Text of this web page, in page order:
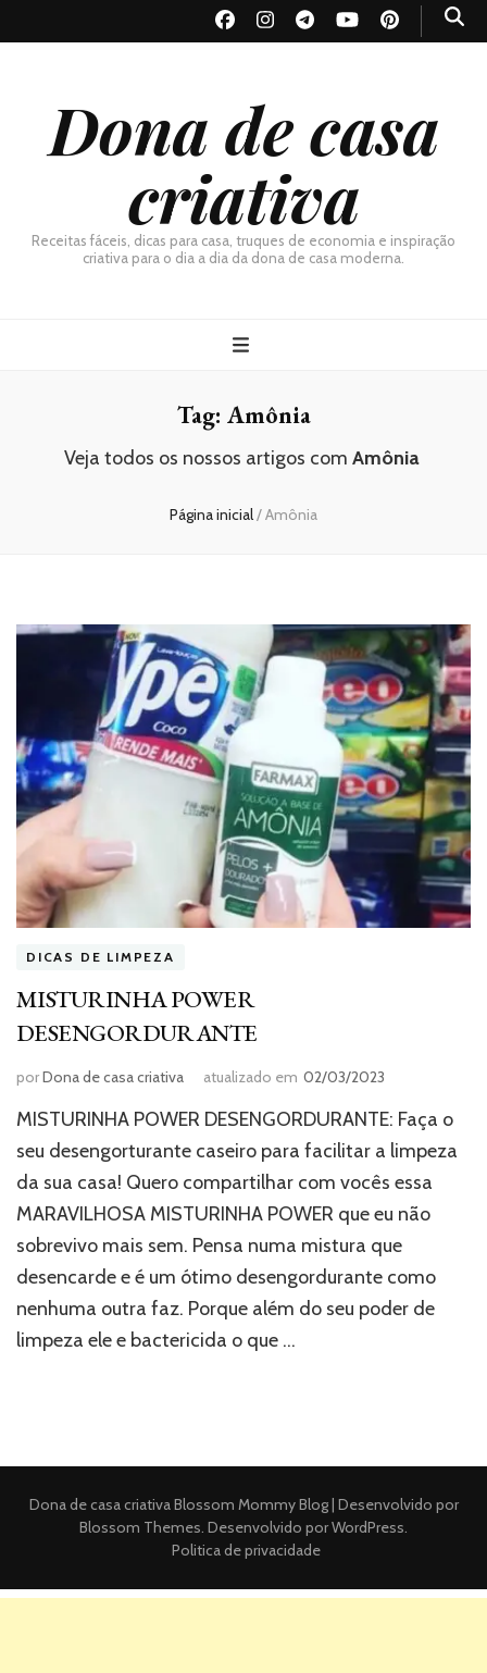
Dona de casa
criativa
Receitas fáceis, dicas para casa, truques de economia e inspiração
criativa para o dia a dia da dona de casa moderna.
Tag: Amônia
Veja todos os nossos artigos com Amônia
Página inicial/Amônia
DICAS DE LIMPEZA
MISTURINHA POWER
DESENGORDURANTE
porDona de casa criativa atualizado em 02/03/2023
MISTURINHA POWER DESENGORDURANTE: Faça o
seu desengorturante caseiro para facilitar a limpeza
da sua casa! Quero compartilhar com vocês essa
MARAVILHOSA MISTURINHA POWER que eu não
sobrevivo mais sem. Pensa numa mistura que
desencarde e é um ótimo desengordurante como
nenhuma outra faz. Porque além do seu poder de
limpeza ele e bactericida o que …
Dona de casa criativaBlossom Mommy Blog | Desenvolvido por
Blossom Themes. Desenvolvido porWordPress.
Politica de privacidade